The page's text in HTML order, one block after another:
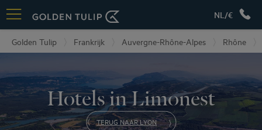
NL/€
Golden Tulip Frankrijk Auvergne-Rhône-Alpes Rhône
Hotels in Limonest
TERUG NAAR LYON